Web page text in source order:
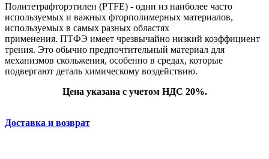
Политетрафторэтилен (PTFE) - один из наиболее часто
используемых и важных фторполимерных материалов,
используемых в самых разных областях
применения. ПТФЭ имеет чрезвычайно низкий коэффициент
трения. Это обычно предпочтительный материал для
механизмов скольжения, особенно в средах, которые
подвергают деталь химическому воздействию.
Цена указана с учетом НДС 20%.
Доставка и возврат